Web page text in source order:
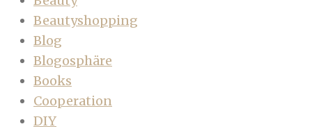
Beautyshopping
Blog
Blogosphäre
Books
Cooperation
DIY